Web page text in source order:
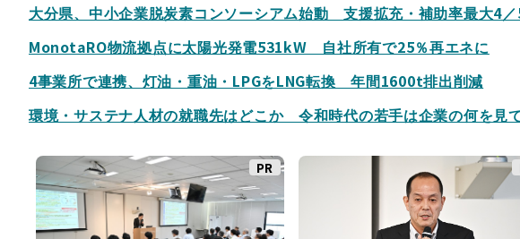
大分県、中小企業脱炭素コンソーシアム始動 支援拡充・補助率最大4
MonotaRO物流拠点に太陽光発電531kW 自社所有で25％再エネに
4事業所で連携、灯油・重油・LPGをLNG転換 年間1600t排出削減
環境・サステナ人材の就職先はどこか 令和時代の若手は企業の何を見
PR